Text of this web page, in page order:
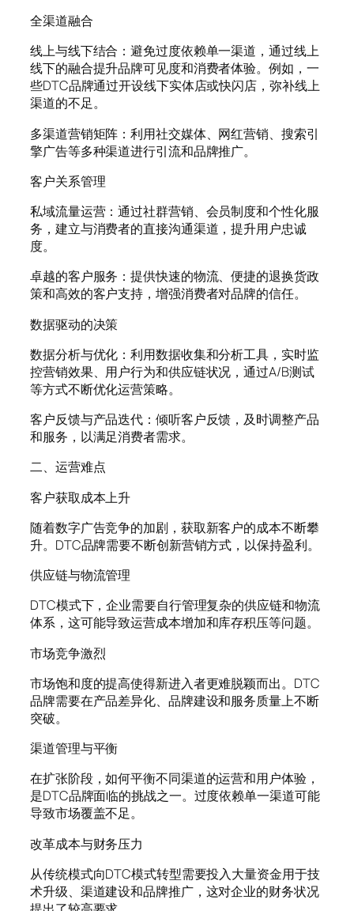
全渠道融合
线上与线下结合：避免过度依赖单一渠道，通过线上
线下的融合提升品牌可见度和消费者体验。例如，一
些DTC品牌通过开设线下实体店或快闪店，弥补线上
渠道的不足。
多渠道营销矩阵：利用社交媒体、网红营销、搜索引
擎广告等多种渠道进行引流和品牌推广。
客户关系管理
私域流量运营：通过社群营销、会员制度和个性化服
务，建立与消费者的直接沟通渠道，提升用户忠诚
度。
卓越的客户服务：提供快速的物流、便捷的退换货政
策和高效的客户支持，增强消费者对品牌的信任。
数据驱动的决策
数据分析与优化：利用数据收集和分析工具，实时监
控营销效果、用户行为和供应链状况，通过A/B测试
等方式不断优化运营策略。
客户反馈与产品迭代：倾听客户反馈，及时调整产品
和服务，以满足消费者需求。
二、运营难点
客户获取成本上升
随着数字广告竞争的加剧，获取新客户的成本不断攀
升。DTC品牌需要不断创新营销方式，以保持盈利。
供应链与物流管理
DTC模式下，企业需要自行管理复杂的供应链和物流
体系，这可能导致运营成本增加和库存积压等问题。
市场竞争激烈
市场饱和度的提高使得新进入者更难脱颖而出。DTC
品牌需要在产品差异化、品牌建设和服务质量上不断
突破。
渠道管理与平衡
在扩张阶段，如何平衡不同渠道的运营和用户体验，
是DTC品牌面临的挑战之一。过度依赖单一渠道可能
导致市场覆盖不足。
改革成本与财务压力
从传统模式向DTC模式转型需要投入大量资金用于技
术升级、渠道建设和品牌推广，这对企业的财务状况